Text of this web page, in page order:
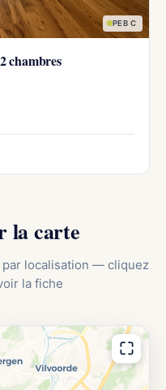
PEB C
chambres
la carte
localisation — cliquez
la fiche